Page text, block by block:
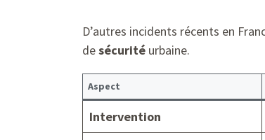
D’autres incidents récents en
desécurité urbaine.
Aspect
Intervention